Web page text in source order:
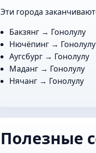
Эти города
Бакзянг → Гонолулу
Нючёпинг → Гонолулу
Аугсбург → Гонолулу
Маданг → Гонолулу
Нячанг → Гонолулу
Полезные